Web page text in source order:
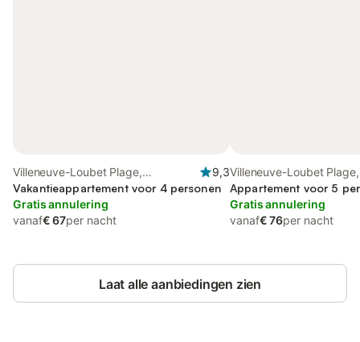
Villeneuve-Loubet Plage,
Villeneuve-Loubet
9,3
Vakantieappartement voor 4 personen
Gratis annulering
vanaf€ 67per nacht
Villeneuve-Loubet Plage,
Villeneuve-Loubet
Appartement voor 5
Gratis annulering
vanaf€ 76per nacht
Laat alle aanbiedingen zien